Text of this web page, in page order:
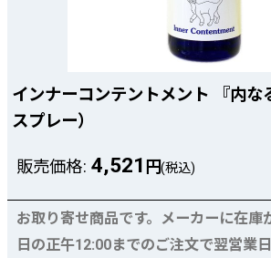
インナーコンテントメント 『内な
スプレー）
販売価格: 4,521 円(税込)
お取り寄せ商品です。メーカーに在庫
日の正午12:00までのご注文で翌営業